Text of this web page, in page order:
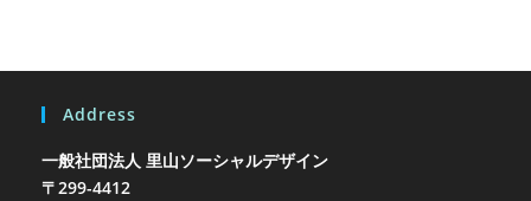
付
Address
一般社団法人 里山ソーシャルデザイン
〒299-4412